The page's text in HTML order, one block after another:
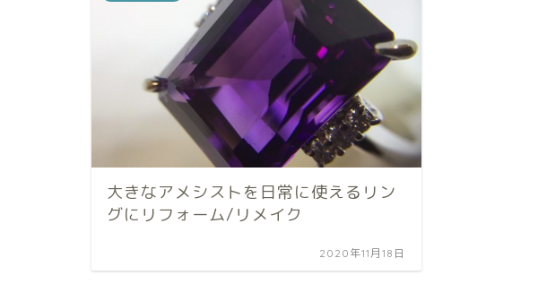
大きなアメシストを日常に使えるリン
グにリフォーム/リメイク
2020年11月18日